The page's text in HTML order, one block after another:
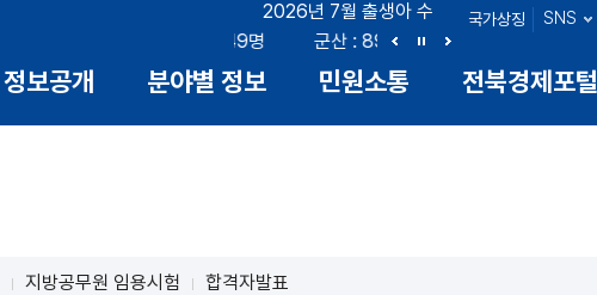
2026년 7월 출생아 수
군산 : 89명 익산 : 100명
이
전
국가상징 SNS
정보공개 분야별 정보 민원소통
전북경제포털
지방공무원 임용시험
합격자발표